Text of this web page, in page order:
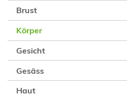
Brust
Körper
Gesicht
Gesäss
Haut